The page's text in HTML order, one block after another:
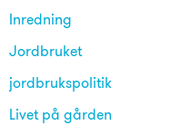
Inredning
Jordbruket
jordbrukspolitik
Livet på gården